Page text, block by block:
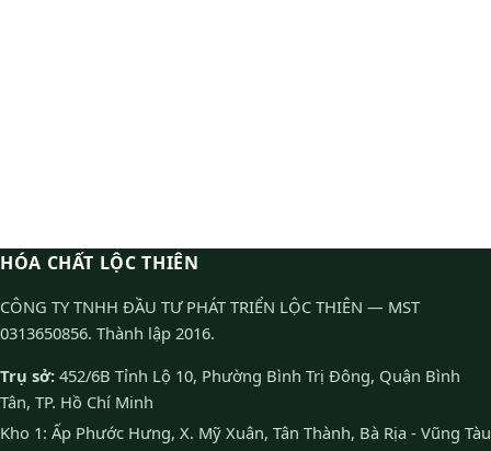
HÓA CHẤT LỘC THIÊN
CÔNG TY TNHH ĐẦU TƯ PHÁT TRIỂN LỘC THIÊN — MST
0313650856. Thành lập 2016.
Trụ sở: 452/6B Tỉnh Lộ 10, Phường Bình Trị Đông, Quận Bình
Tân, TP. Hồ Chí Minh
Kho 1: Ấp Phước Hưng, X. Mỹ Xuân, Tân Thành, Bà Rịa - Vũng Tàu